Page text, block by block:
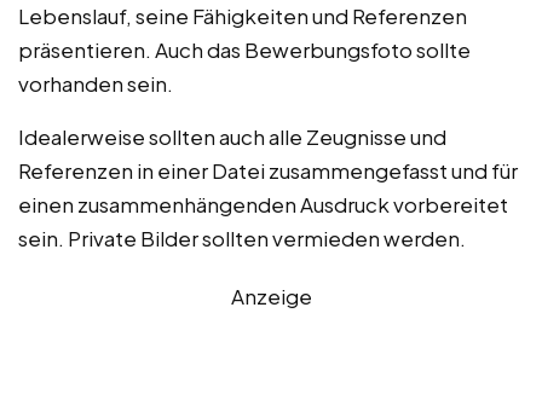
Lebenslauf, seine Fähigkeiten und Referenzen
präsentieren. Auch das Bewerbungsfoto sollte
vorhanden sein.
Idealerweise sollten auch alle Zeugnisse und
Referenzen in einer Datei zusammengefasst und für
einen zusammenhängenden Ausdruck vorbereitet
sein. Private Bilder sollten vermieden werden.
Anzeige